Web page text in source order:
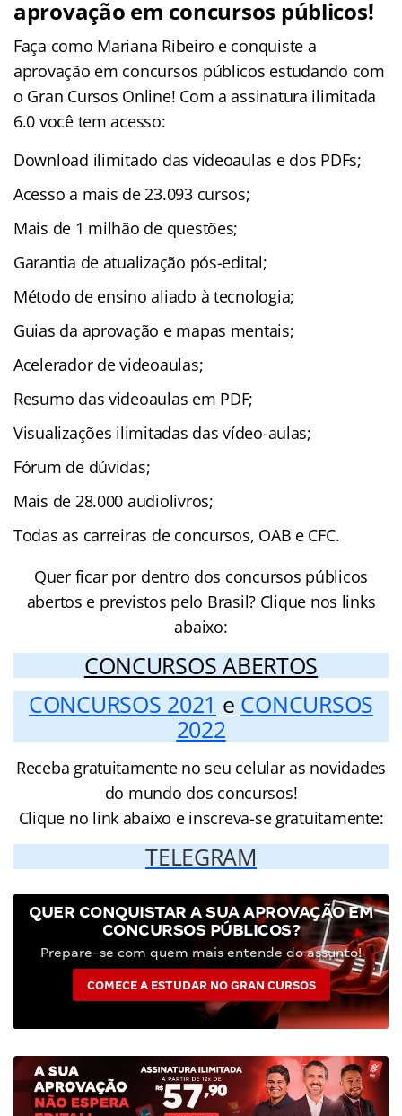
aprovação em concursos públicos!
Faça como Mariana Ribeiro e conquiste a
aprovação em concursos públicos estudando com
o Gran Cursos Online! Com a assinatura ilimitada
6.0 você tem acesso:
Download ilimitado das videoaulas e dos PDFs;
Acesso a mais de 23.093 cursos;
Mais de 1 milhão de questões;
Garantia de atualização pós-edital;
Método de ensino aliado à tecnologia;
Guias da aprovação e mapas mentais;
Acelerador de videoaulas;
Resumo das videoaulas em PDF;
Visualizações ilimitadas das vídeo-aulas;
Fórum de dúvidas;
Mais de 28.000 audiolivros;
Todas as carreiras de concursos, OAB e CFC.
Quer ficar por dentro dos concursos públicos
abertos e previstos pelo Brasil? Clique nos links
abaixo:
CONCURSOS ABERTOS
CONCURSOS 2021 e CONCURSOS
2022
Receba gratuitamente no seu celular as novidades
do mundo dos concursos!
Clique no link abaixo e inscreva-se gratuitamente:
TELEGRAM
QUER CONQUISTAR A SUA APROVAÇÃO EM
CONCURSOS PÚBLICOS?
Prepare-se com quem mais entende do assunto!
COMECE A ESTUDAR NO GRAN CURSOS